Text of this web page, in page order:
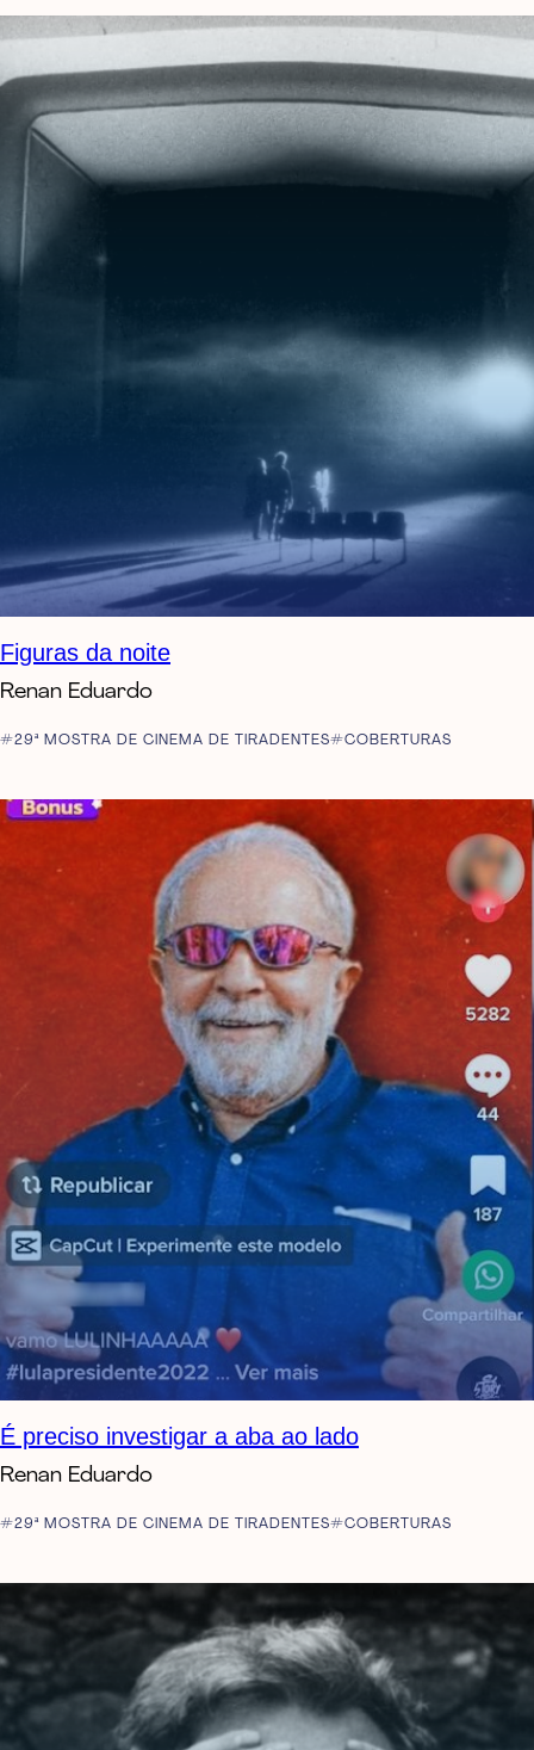
Figuras da noite
Renan Eduardo
29ª MOSTRA DE CINEMA DE TIRADENTES COBERTURAS
É preciso investigar a aba ao lado
Renan Eduardo
29ª MOSTRA DE CINEMA DE TIRADENTES COBERTURAS